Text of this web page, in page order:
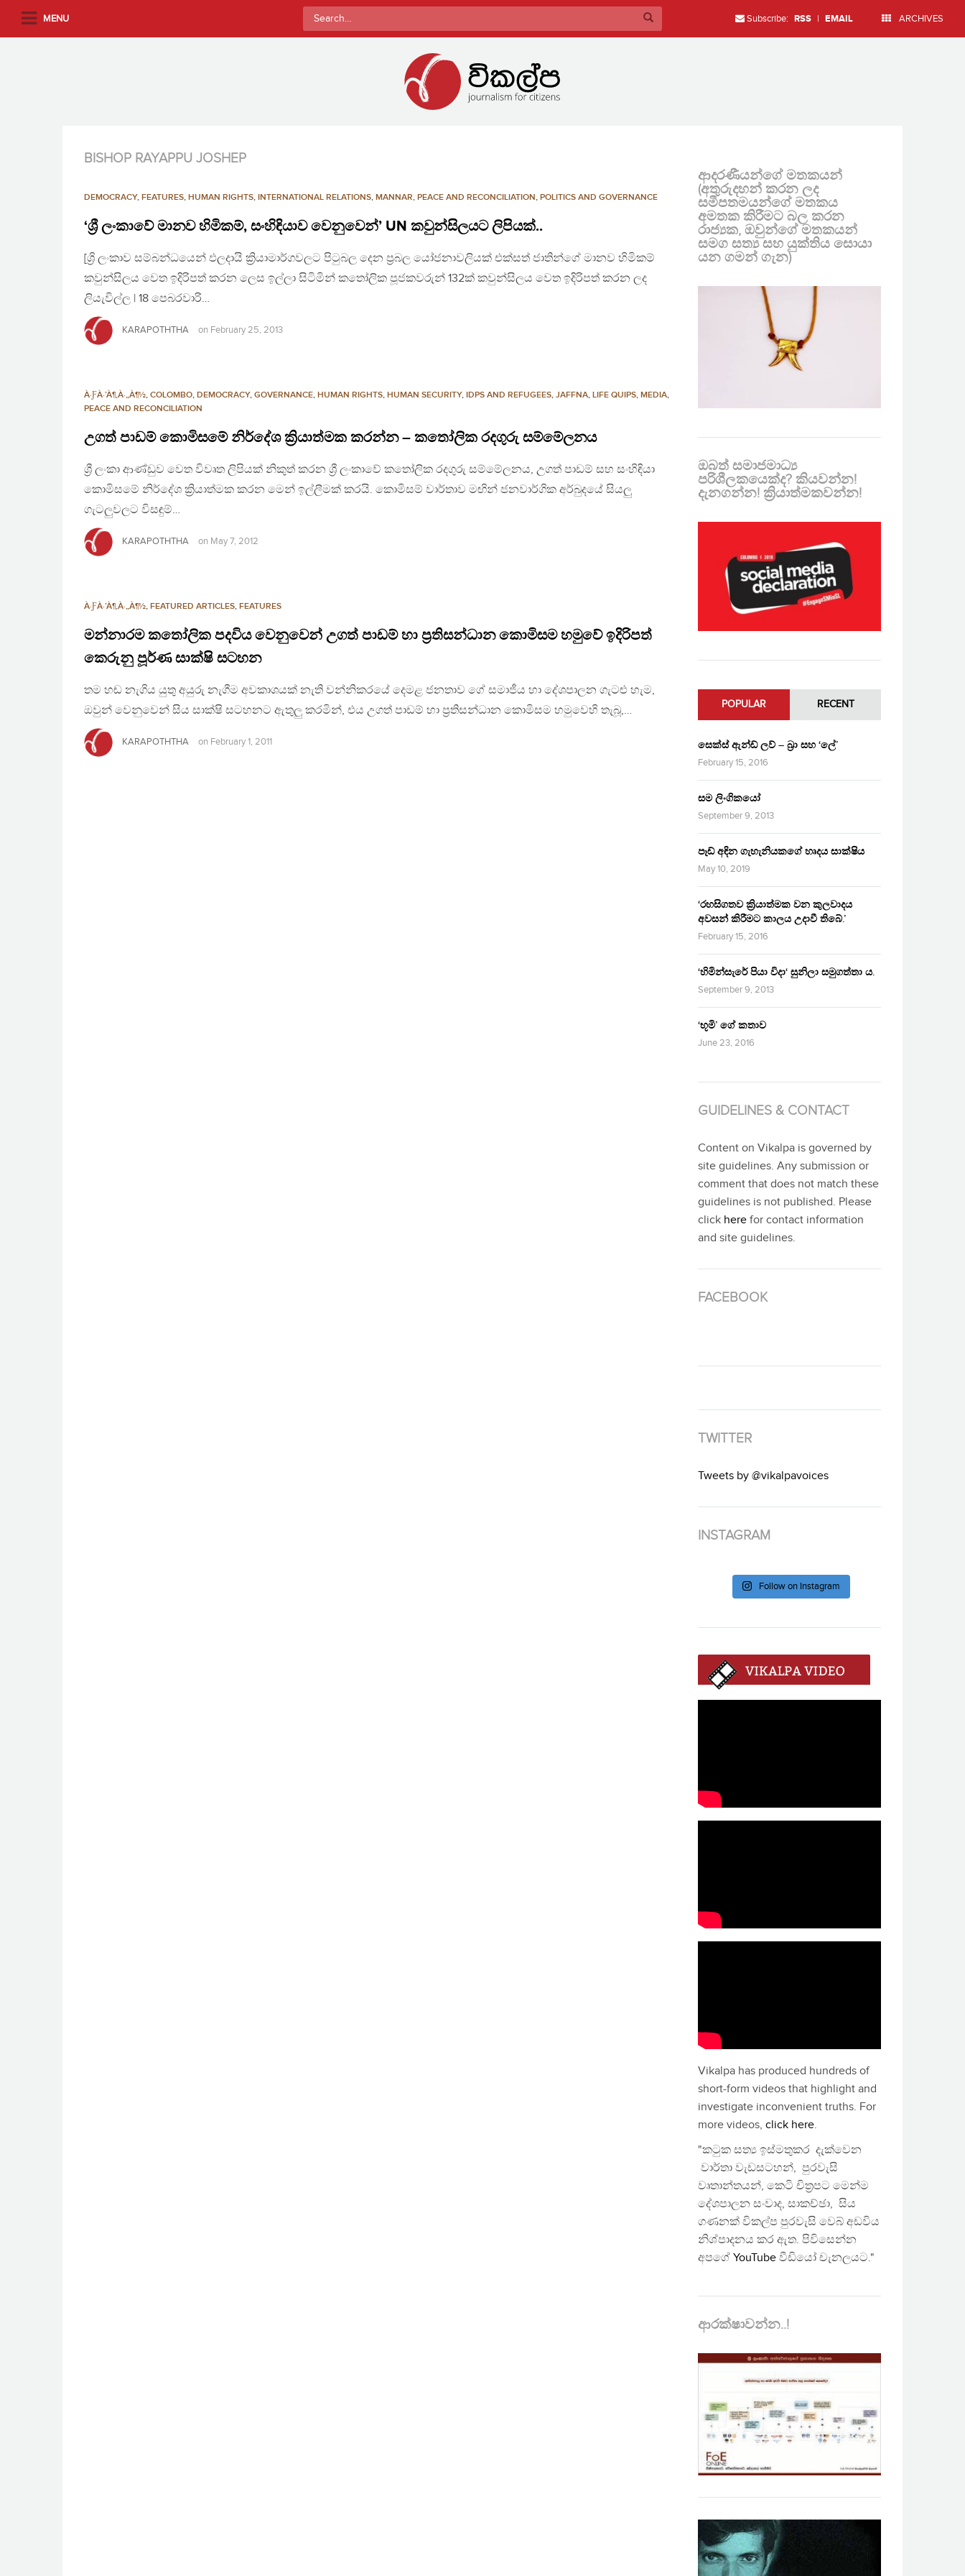
MENU
Search
for:
Subscribe: RSS | EMAIL ARCHIVES
BISHOP RAYAPPU JOSHEP
DEMOCRACY, FEATURES, HUMAN RIGHTS, INTERNATIONAL RELATIONS, MANNAR, PEACE AND RECONCILIATION, POLITICS AND GOVERNANCE
‘ශ්‍රී ලංකාවේ මානව හිමිකම්, සංහිඳියාව වෙනුවෙන්’ UN කවුන්සිලයට ලිපියක්..
[ශ්‍රි ලංකාව සම්බන්ධයෙන් ඵලදායි ක්‍රියාමාර්ගවලට පිටුබල දෙන ප්‍රබල යෝජනාවලියක් එක්සත් ජාතින්ගේ මානව හිමිකම්
කවුන්සිලය වෙත ඉදිරිපත් කරන ලෙස ඉල්ලා සිටිමින් කතෝලික පූජකවරුන් 132ක් කවුන්සිලය වෙත ඉදිරිපත් කරන ලද
ලියැවිල්ල | 18 පෙබරවාරි…
KARAPOTHTHA on February 25, 2013
À·ƑÀ·’À¶‚À·„À¶½, COLOMBO, DEMOCRACY, GOVERNANCE, HUMAN RIGHTS, HUMAN SECURITY, IDPS AND REFUGEES, JAFFNA, LIFE QUIPS, MEDIA,
PEACE AND RECONCILIATION
උගත් පාඩම් කොමිසමේ නිර්දේශ ක්‍රියාත්මක කරන්න – කතෝලික රදගුරු සම්මේලනය
ශ්‍රී ලංකා ආණ්ඩුව වෙත විවෘත ලිපියක් නිකුත් කරන ශ්‍රී ලංකාවේ කතෝලික රදගුරු සම්මේලනය, උගත් පාඩම් සහ සංහිඳියා
කොමිසමේ නිර්දේශ ක්‍රියාත්මක කරන මෙන් ඉල්ලීමක් කරයි. කොමිසම් වාර්තාව මඟින් ජනවාර්ගික අර්බුදයේ සියලු
ගැටලුවලට විසඳුම්…
KARAPOTHTHA on May 7, 2012
À·ƑÀ·’À¶‚À·„À¶½, FEATURED ARTICLES, FEATURES
මන්නාරම කතෝලික පදවිය වෙනුවෙන් උගත් පාඩම් හා ප්‍රතිසන්ධාන කොමිසම හමුවේ ඉදිරිපත්
කෙරුනු පූර්ණ සාක්ෂි සටහන
තම හඬ නැගිය යුතු අයුරු නැගීම අවකාශයක් නැති වන්නිකරයේ දෙමළ ජනතාව ගේ සමාජීය හා දේශපාලන ගැටළු හැම,
ඔවුන් වෙනුවෙන් සිය සාක්ෂි සටහනට ඇතුලු කරමින්, එය උගත් පාඩම් හා ප්‍රතිසන්ධාන කොමිසම හමුවෙහි තැබූ,…
KARAPOTHTHA on February 1, 2011
ආදරණීයන්ගේ මතකයන්
(අතුරුදහන් කරන ලද
සමීපතමයන්ගේ මතකය
අමතක කිරීමට බල කරන
රාජ්‍යක, ඔවුන්ගේ මතකයන්
සමග සත්‍ය සහ යුක්තිය සොයා
යන ගමන් ගැන)
ඔබත් සමාජමාධ්‍ය
පරිශීලකයෙක්ද? කියවන්න!
දැනගන්න! ක්‍රියාත්මකවන්න!
POPULAR RECENT
සෙක්ස් ඇන්ඩ් ලව් – බ්‍රා සහ ‘ලේ’
February 15, 2016
සම ලිංගිකයෝ
September 9, 2013
පෑඩ් අඳින ගැහැනියකගේ හෘදය සාක්ෂිය
May 10, 2019
‘රහසිගතව ක්‍රියාත්මක වන කුලවාදය
අවසන් කිරීමට කාලය උදාවී තිබේ.’
February 15, 2016
‘හිමින්සැරේ පියා විදා‘ සුනිලා සමුගත්තා ය.
September 9, 2013
‘භූමි’ ගේ කතාව
June 23, 2016
GUIDELINES & CONTACT
Content on Vikalpa is governed by
site guidelines. Any submission or
comment that does not match these
guidelines is not published. Please
click here for contact information
and site guidelines.
FACEBOOK
TWITTER
Tweets by @vikalpavoices
INSTAGRAM
Follow on Instagram
Vikalpa has produced hundreds of
short-form videos that highlight and
investigate inconvenient truths. For
more videos, click here.
"කටුක සත්‍ය ඉස්මතුකර දැක්වෙන
වාර්තා වැඩසටහන්, පුරවැසි
වෘතාන්තයන්, කෙටි චිත්‍රපට මෙන්ම
දේශපාලන සංවාද, සාකච්ඡා, සිය
ගණනක් විකල්ප පුරවැසි වෙබ් අඩවිය
නිශ්පාදනය කර ඇත. පිවිසෙන්න
අපගේ YouTube වීඩියෝ චැනලයට."
ආරක්ෂාවන්න..!